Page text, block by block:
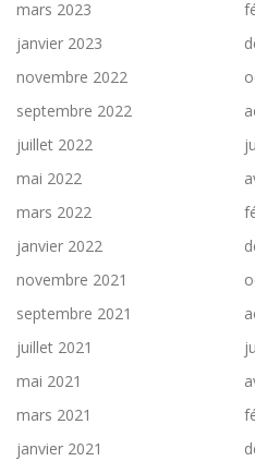
mars 2023
janvier 2023
novembre 2022
septembre 2022
juillet 2022
mai 2022
mars 2022
janvier 2022
novembre 2021
septembre 2021
juillet 2021
mai 2021
mars 2021
janvier 2021